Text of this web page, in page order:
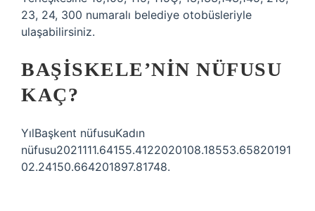
23, 24, 300 numaralı belediye otobüsleriyle
ulaşabilirsiniz.
BAŞISKELE’NIN NÜFUSU
KAÇ?
YılBaşkent nüfusuKadın
nüfusu2021111.64155.4122020108.18553.65820191
02.24150.664201897.81748.